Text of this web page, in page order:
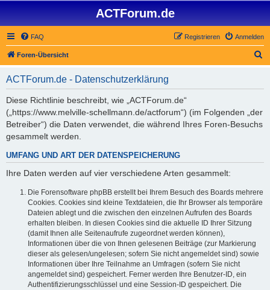
ACTForum.de
FAQ Anmelden
Registrieren
Foren-Übersicht
ACTForum.de - Datenschutzerklärung
Diese Richtlinie beschreibt, wie „ACTForum.de“
(„https://www.melville-schellmann.de/actforum“) (im Folgenden „der
Betreiber“) die Daten verwendet, die während Ihres Foren-Besuchs
gesammelt werden.
UMFANG UND ART DER DATENSPEICHERUNG
Ihre Daten werden auf vier verschiedene Arten gesammelt:
Die Forensoftware phpBB erstellt bei Ihrem Besuch des Boards mehrere
Cookies. Cookies sind kleine Textdateien, die Ihr Browser als temporäre
Dateien ablegt und die zwischen den einzelnen Aufrufen des Boards
erhalten bleiben. In diesen Cookies sind die aktuelle ID Ihrer Sitzung
(damit Ihnen alle Seitenaufrufe zugeordnet werden können),
Informationen über die von Ihnen gelesenen Beiträge (zur Markierung
dieser als gelesen/ungelesen; sofern Sie nicht angemeldet sind) sowie
Informationen über Ihre Teilnahme an Umfragen (sofern Sie nicht
angemeldet sind) gespeichert. Ferner werden Ihre Benutzer-ID, ein
Authentifizierungsschlüssel und eine Session-ID gespeichert. Die